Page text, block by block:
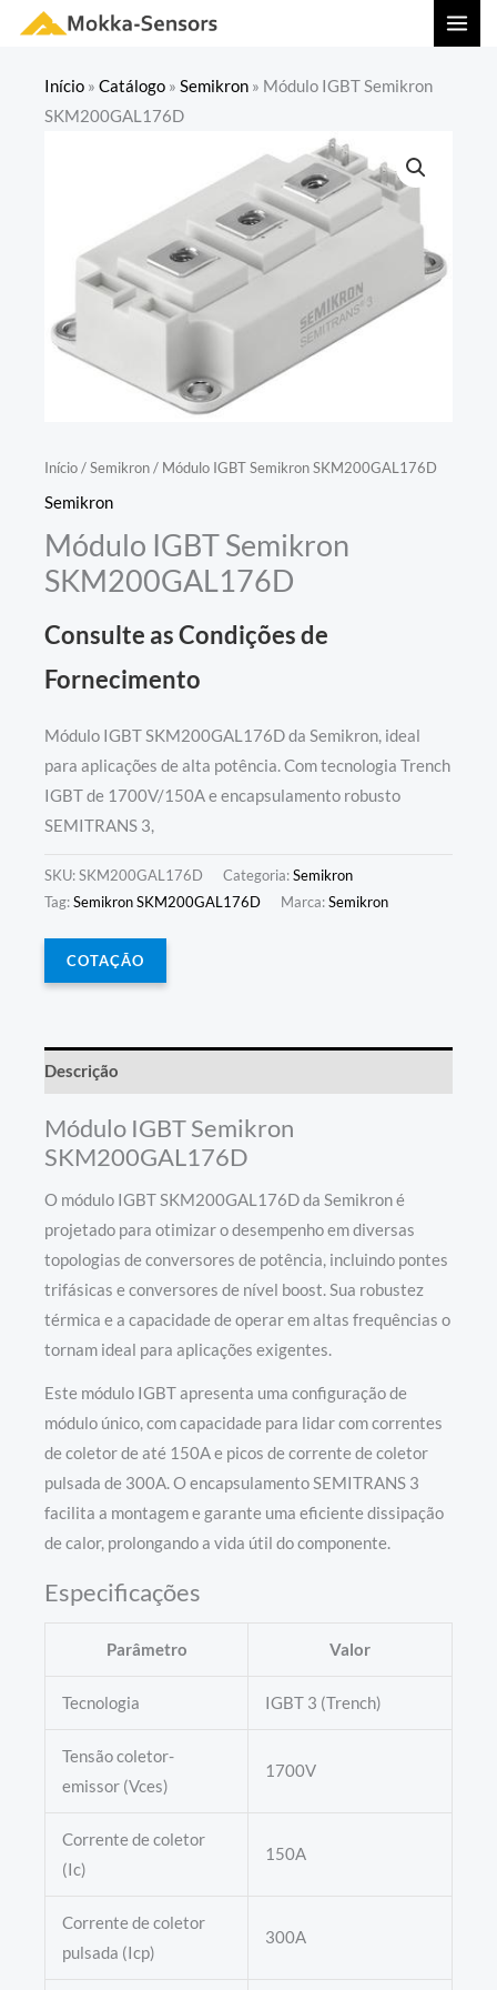
Início » Catálogo » Semikron » Módulo IGBT Semikron
SKM200GAL176D
Início/Semikron/ Módulo IGBT Semikron SKM200GAL176D
Semikron
Módulo IGBT Semikron
SKM200GAL176D
Consulte as Condições de
Fornecimento
Módulo IGBT SKM200GAL176D da Semikron, ideal
para aplicações de alta potência. Com tecnologia Trench
IGBT de 1700V/150A e encapsulamento robusto
SEMITRANS 3,
SKU:SKM200GAL176D Categoria:Semikron
Tag:Semikron SKM200GAL176D Marca:Semikron
COTAÇÃO
Descrição
Módulo IGBT Semikron
SKM200GAL176D
O módulo IGBT SKM200GAL176D da Semikron é
projetado para otimizar o desempenho em diversas
topologias de conversores de potência, incluindo pontes
trifásicas e conversores de nível boost. Sua robustez
térmica e a capacidade de operar em altas frequências o
tornam ideal para aplicações exigentes.
Este módulo IGBT apresenta uma configuração de
módulo único, com capacidade para lidar com correntes
de coletor de até 150A e picos de corrente de coletor
pulsada de 300A. O encapsulamento SEMITRANS 3
facilita a montagem e garante uma eficiente dissipação
de calor, prolongando a vida útil do componente.
Especificações
Parâmetro Valor
Tecnologia IGBT 3 (Trench)
Tensão coletor-
emissor (Vces)
1700V
Corrente de coletor
(Ic)
150A
Corrente de coletor
pulsada (Icp)
300A